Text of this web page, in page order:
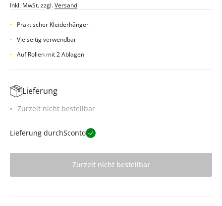
Inkl. MwSt. zzgl.Versand
Praktischer Kleiderhänger
Vielseitig verwendbar
Auf Rollen mit 2 Ablagen
Lieferung
Zurzeit nicht bestellbar
Lieferung durchSconto
Zurzeit nicht bestellbar